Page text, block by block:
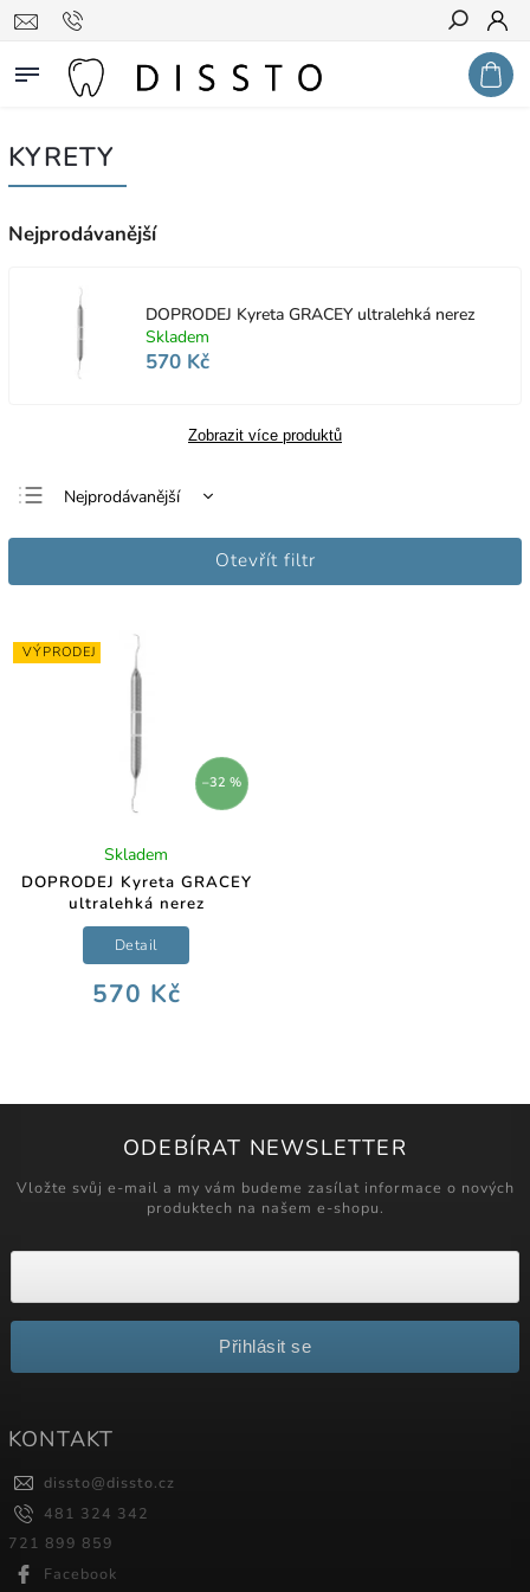
Hledat
KYRETY
Nejprodávanější
DOPRODEJ Kyreta GRACEY ultralehká nerez
Skladem
570 Kč
Zobrazit více produktů
Nejprodávanější
Nejlevnější
Otevřít filtr
VÝPRODEJ
–32 %
DOPRODEJ Kyreta GRACEY
ultralehká nerez
Skladem
570 Kč
Detail
ODEBÍRAT NEWSLETTER
Vložte svůj e-mail a my vám budeme zasílat informace o nových
produktech na našem e-shopu.
Přihlásit se
KONTAKT
dissto@dissto.cz
481 324 342
721 899 859
Facebook